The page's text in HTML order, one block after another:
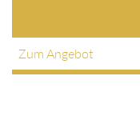
Zum Angebot